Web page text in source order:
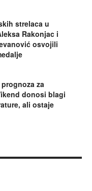
strelaca u
Rakonjac i
osvojili
za
donosi blagi
ali ostaje